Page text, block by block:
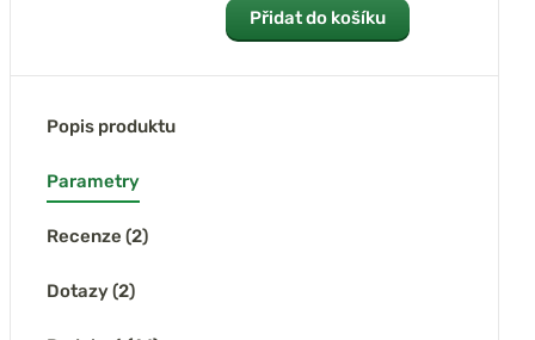
Přidat do košíku
Popis produktu
Parametry
Recenze (2)
Dotazy (2)